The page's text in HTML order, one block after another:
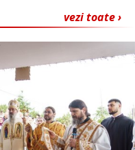
vezi toate ›